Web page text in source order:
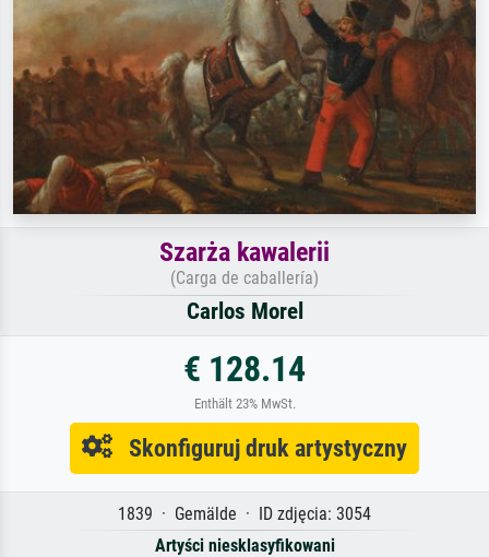
Szarża kawalerii
(Carga de caballería)
Carlos Morel
€ 128.14
Enthält 23% MwSt.
Skonfiguruj druk artystyczny
1839 · Gemälde · ID zdjęcia: 3054
Artyści niesklasyfikowani